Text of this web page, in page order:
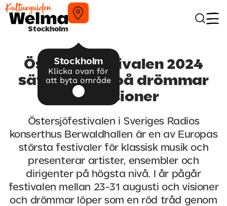
Stockholm
Stockholm
Klicka ovan för
att byta område
Östersjöfestivalen 2024
sätter ljuset på drömmar
och visioner
Östersjöfestivalen i Sveriges Radios
konserthus Berwaldhallen är en av Europas
största festivaler för klassisk musik och
presenterar artister, ensembler och
dirigenter på högsta nivå. I år pågår
festivalen mellan 23-31 augusti och visioner
och drömmar löper som en röd tråd genom